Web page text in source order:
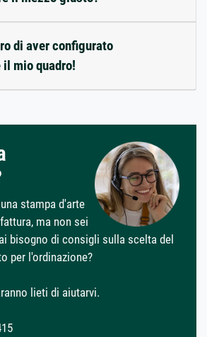
di aver configurato
mio quadro!
stampa d'arte
ma non sei
bisogno di consigli sulla scelta del
per l'ordinazione?
lieti di aiutarvi.